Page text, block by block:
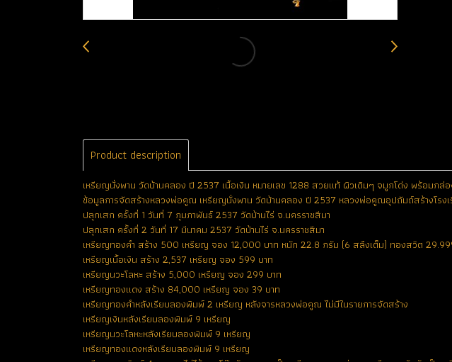
Product description
เหรียญนั่งพาน วัดบ้านคลอง ปี 2537 เนื้อเงิน หมายเลข 1288 สวยแท้ ผิวเดิมๆ จมูกโด่ง พร้อมก
ข้อมูลการจัดสร้างหลวงพ่อคูณ เหรียญนั่งพาน วัดบ้านคลอง ปี 2537 หลวงพ่อคูณอุปถัมถ์สร้างโรง
ปลุกเสก ครั้งที่ 1 วันที่ 7 กุมภาพันธ์ 2537 วัดบ้านไร่ จ.นครราชสีมา
ปลุกเสก ครั้งที่ 2 วันที่ 17 มีนาคม 2537 วัดบ้านไร่ จ.นครราชสีมา
เหรียญทองคำ สร้าง 500 เหรียญ จอง 12,000 บาท หนัก 22.8 กรัม (6 สลึงเต็ม) ทองสวิต
เหรียญเนื้อเงิน สร้าง 2,537 เหรียญ จอง 599 บาท
เหรียญนวะโลหะ สร้าง 5,000 เหรียญ จอง 299 บาท
เหรียญทองแดง สร้าง 84,000 เหรียญ จอง 39 บาท
เหรียญทองคำหลังเรียบลองพิมพ์ 2 เหรียญ หลังจารหลวงพ่อคูณ ไม่มีในรายการจัดสร้าง
เหรียญเงินหลังเรียบลองพิมพ์ 9 เหรียญ
เหรียญนวะโลหะหลังเรียบลองพิมพ์ 9 เหรียญ
เหรียญทองแดงหลังเรียบลองพิมพ์ 9 เหรียญ